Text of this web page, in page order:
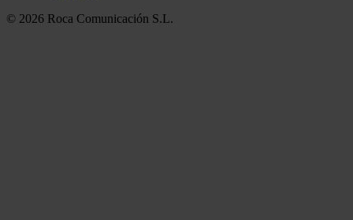
© 2026 Roca Comunicación S.L.